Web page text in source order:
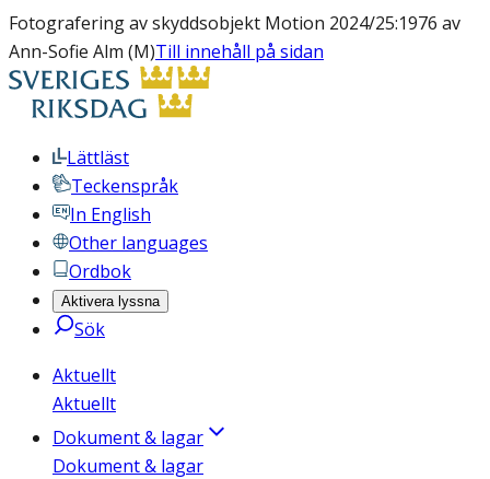
Fotografering av skyddsobjekt Motion 2024/25:1976 av
Ann-Sofie Alm (M)Till innehåll på sidan
Lättläst
Teckenspråk
In English
Other languages
Ordbok
Aktivera lyssna
Sök
Aktuellt
Aktuellt
Dokument & lagar
Dokument & lagar